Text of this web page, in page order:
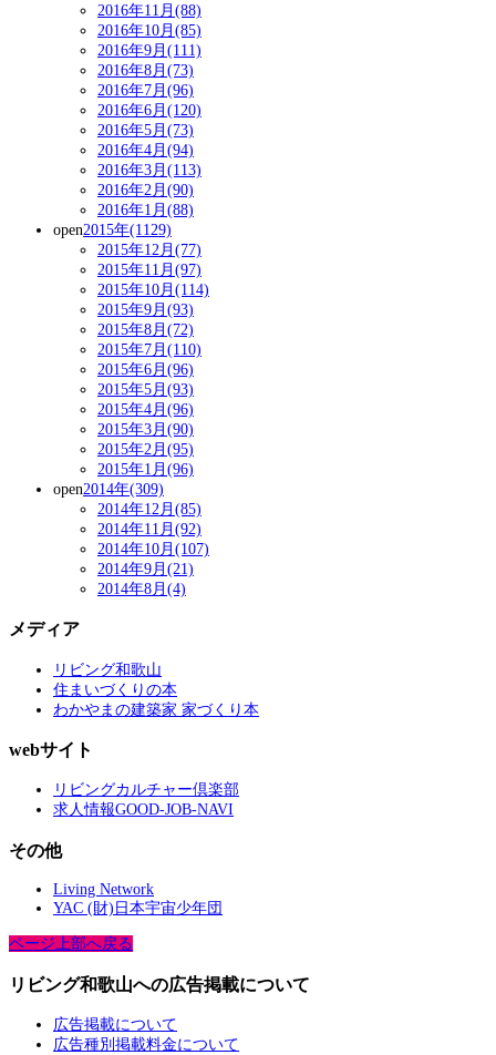
2016年11月(88)
2016年10月(85)
2016年9月(111)
2016年8月(73)
2016年7月(96)
2016年6月(120)
2016年5月(73)
2016年4月(94)
2016年3月(113)
2016年2月(90)
2016年1月(88)
open2015年(1129)
2015年12月(77)
2015年11月(97)
2015年10月(114)
2015年9月(93)
2015年8月(72)
2015年7月(110)
2015年6月(96)
2015年5月(93)
2015年4月(96)
2015年3月(90)
2015年2月(95)
2015年1月(96)
open2014年(309)
2014年12月(85)
2014年11月(92)
2014年10月(107)
2014年9月(21)
2014年8月(4)
メディア
リビング和歌山
住まいづくりの本
わかやまの建築家 家づくり本
webサイト
リビングカルチャー倶楽部
求人情報GOOD-JOB-NAVI
その他
Living Network
YAC (財)日本宇宙少年団
ページ上部へ戻る
リビング和歌山への広告掲載について
広告掲載について
広告種別掲載料金について